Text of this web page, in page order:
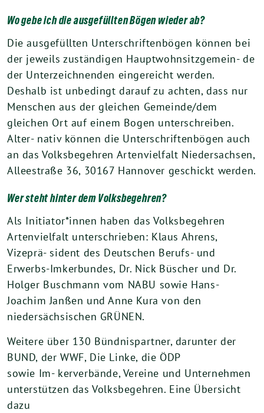
Wo gebe ich die ausgefüllten Bögen wieder ab?
Die ausgefüllten Unterschriftenbögen können bei
der jeweils zuständigen Hauptwohnsitzgemein- de
der Unterzeichnenden eingereicht werden.
Deshalb ist unbedingt darauf zu achten, dass nur
Menschen aus der gleichen Gemeinde/dem
gleichen Ort auf einem Bogen unterschreiben.
Alter- nativ können die Unterschriftenbögen auch
an das Volksbegehren Artenvielfalt Niedersachsen,
Alleestraße 36, 30167 Hannover geschickt werden.
Wer steht hinter dem Volksbegehren?
Als Initiator*innen haben das Volksbegehren
Artenvielfalt unterschrieben: Klaus Ahrens,
Vizeprä- sident des Deutschen Berufs- und
Erwerbs-Imkerbundes, Dr. Nick Büscher und Dr.
Holger Buschmann vom NABU sowie Hans-
Joachim Janßen und Anne Kura von den
niedersächsischen GRÜNEN.
Weitere über 130 Bündnispartner, darunter der
BUND, der WWF, Die Linke, die ÖDP
sowie Im- kerverbände, Vereine und Unternehmen
unterstützen das Volksbegehren. Eine Übersicht
dazu